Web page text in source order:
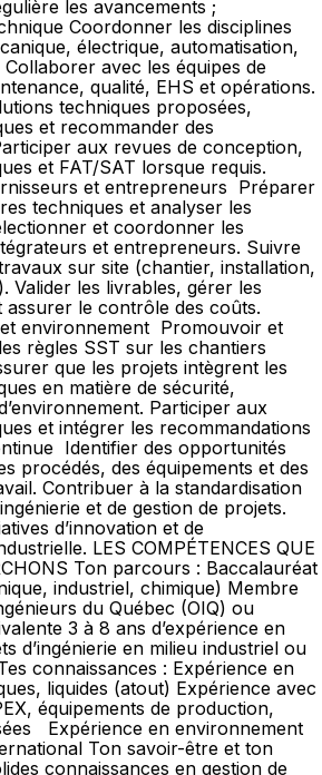
les avancements ;
Coordonner les disciplines
électrique, automatisation,
avec les équipes de
qualité, EHS et opérations.
techniques proposées,
et recommander des
aux revues de conception,
et FAT/SAT lorsque requis.
et entrepreneurs Préparer
techniques et analyser les
et coordonner les
et entrepreneurs. Suivre
sur site (chantier, installation,
Valider les livrables, gérer les
assurer le contrôle des coûts.
environnement Promouvoir et
règles SST sur les chantiers
que les projets intègrent les
en matière de sécurité,
Participer aux
et intégrer les recommandations
Identifier des opportunités
procédés, des équipements et des
Contribuer à la standardisation
et de gestion de projets.
d’innovation et de
LES COMPÉTENCES QUE
Ton parcours : Baccalauréat
industriel, chimique) Membre
du Québec (OIQ) ou
3 à 8 ans d’expérience en
d’ingénierie en milieu industriel ou
connaissances : Expérience en
liquides (atout) Expérience avec
équipements de production,
Expérience en environnement
Ton savoir-être et ton
connaissances en gestion de